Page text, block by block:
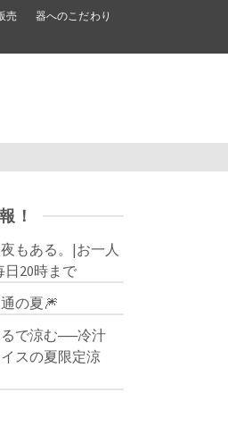
売
器へのこだわり
！
もある。|お一人
20時まで
の夏🎆
るで涼む──冷汁
スの夏限定涼